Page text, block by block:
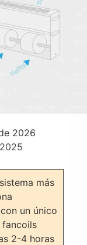
2026
más
un único
fancoils
2-4 horas